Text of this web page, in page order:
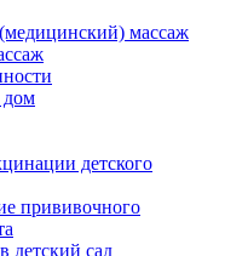
массаж
дом
детского
прививочного
детский сад